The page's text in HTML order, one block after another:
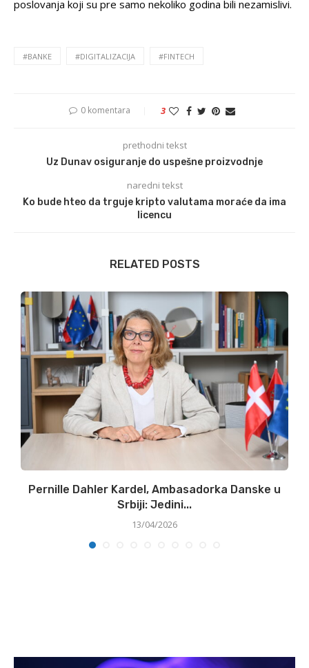
poslovanja koji su pre samo nekoliko godina bili nezamislivi.
#BANKE #DIGITALIZACIJA #FINTECH
0 komentara 3
prethodni tekst
Uz Dunav osiguranje do uspešne proizvodnje
naredni tekst
Ko bude hteo da trguje kripto valutama moraće da ima
licencu
RELATED POSTS
Pernille Dahler Kardel, Ambasadorka Danske u
Srbiji: Jedini...
13/04/2026